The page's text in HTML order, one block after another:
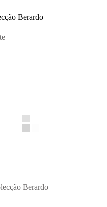
Berardo
Berardo